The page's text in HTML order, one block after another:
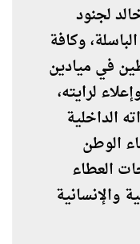
لجنود
وكافة
في ميادين
لرايته،
الداخلية
الوطن
العطاء
والإنسانية